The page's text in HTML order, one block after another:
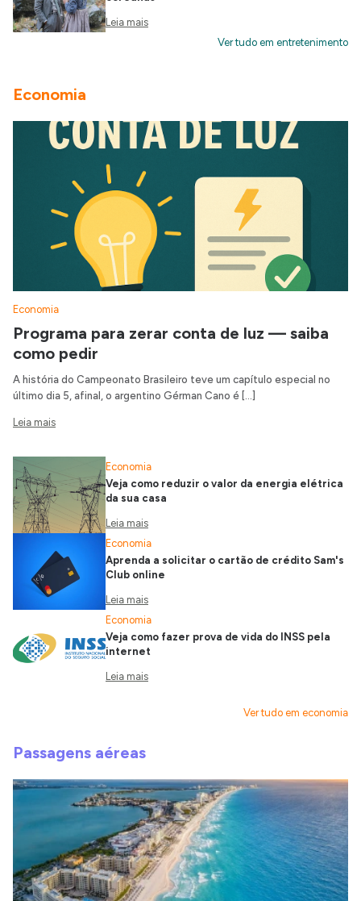
Leia mais
Ver tudo em entretenimento
Economia
Economia
Programa para zerar conta de luz — saiba
como pedir
A história do Campeonato Brasileiro teve um capítulo especial no
último dia 5, afinal, o argentino Gérman Cano é […]
Leia mais
Economia
Veja como reduzir o valor da energia elétrica
da sua casa
Leia mais
Economia
Aprenda a solicitar o cartão de crédito Sam's
Club online
Leia mais
Economia
Veja como fazer prova de vida do INSS pela
internet
Leia mais
Ver tudo em economia
Passagens aéreas